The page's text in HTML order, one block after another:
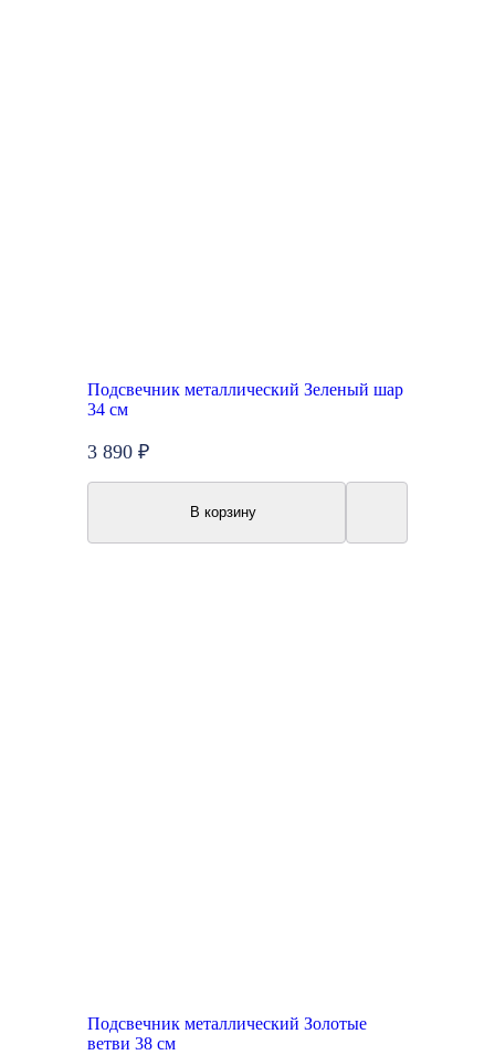
Подсвечник металлический Зеленый шар
34 см
3 890 ₽
В корзину
Подсвечник металлический Золотые
ветви 38 см